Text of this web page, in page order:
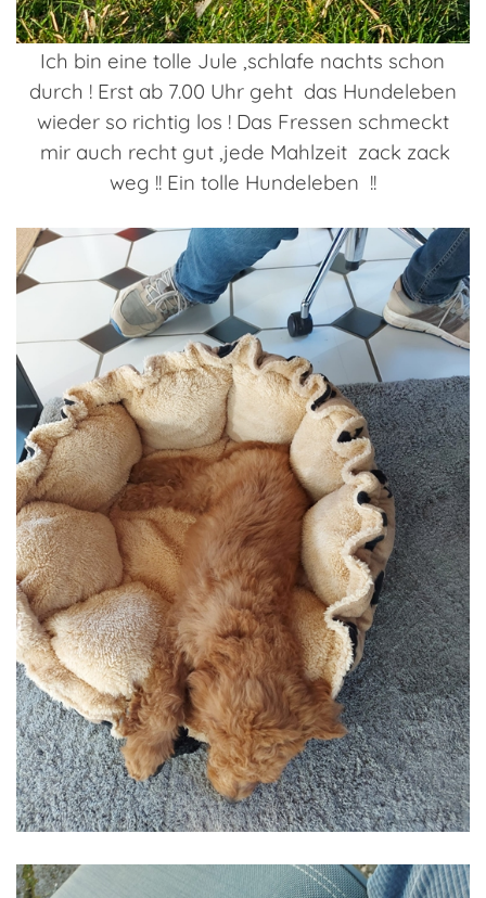
Ich bin eine tolle Jule ,schlafe nachts schon
durch ! Erst ab 7.00 Uhr geht das Hundeleben
wieder so richtig los ! Das Fressen schmeckt
mir auch recht gut ,jede Mahlzeit zack zack
weg !! Ein tolle Hundeleben !!